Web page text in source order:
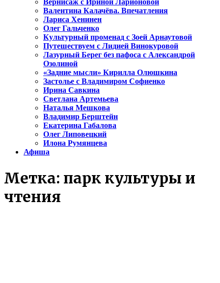
Вернисаж с Ириной Ларионовой
Валентина Калачёва. Впечатления
Лариса Хенинен
Олег Гальченко
Культурный променад с Зоей Арнаутовой
Путешествуем с Лидией Винокуровой
Лазурный Берег без пафоса с Александрой
Озолиной
«Задние мысли» Кирилла Олюшкина
Застолье с Владимиром Софиенко
Ирина Савкина
Светлана Артемьева
Наталья Мешкова
Владимир Берштейн
Екатерина Габалова
Олег Липовецкий
Илона Румянцева
Афиша
Метка: парк культуры и
чтения